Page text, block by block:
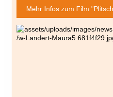
Mehr Infos zum Film